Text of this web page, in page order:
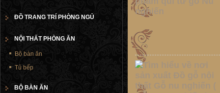
ĐỒ TRANG TRÍ PHÒNG NGỦ
NỘI THẤT PHÒNG ĂN
Bộ bàn ăn
Tủ bếp
BỘ BÀN ĂN